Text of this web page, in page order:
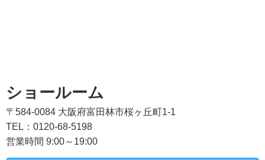
ショールーム
〒584-0084 大阪府富田林市桜ヶ丘町1-1
TEL：0120-68-5198
営業時間 9:00～19:00